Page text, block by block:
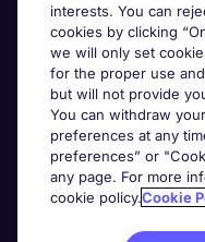
Useful information
Our Expertise
Google Rating
interests. You can
cookies by clicking
we will only set
for the proper use
but will not provide
You can withdraw
preferences at any
preferences” or
any page. For more
cookie policy.Cookie